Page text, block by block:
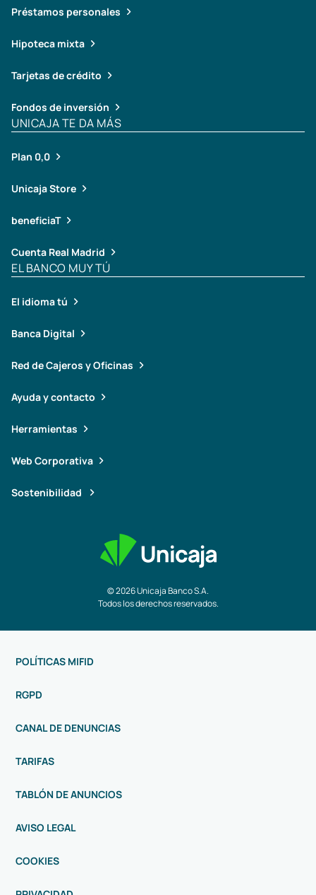
© 2026 Unicaja Banco S.A.
Todos los derechos reservados.
Préstamos personales
Hipoteca mixta
Tarjetas de crédito
Fondos de inversión
UNICAJA TE DA MÁS
Plan 0,0
Unicaja Store
beneficiaT
Cuenta Real Madrid
EL BANCO MUY TÚ
El idioma tú
Banca Digital
Red de Cajeros y Oficinas
Ayuda y contacto
Herramientas
Web Corporativa
Sostenibilidad
POLÍTICAS MIFID
RGPD
CANAL DE DENUNCIAS
TARIFAS
TABLÓN DE ANUNCIOS
AVISO LEGAL
COOKIES